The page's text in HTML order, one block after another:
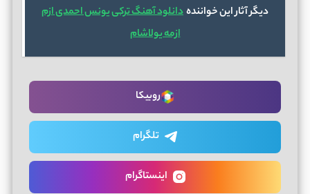
دیگر آثار این خوانندهدانلود آهنگ ترکی یونس احمدی ازم
ازمه یولاشام
روبیکا
تلگرام
اینستاگرام